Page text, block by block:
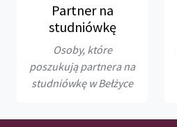
Partner na
studniówkę
Osoby, które
poszukują partnera na
studniówkę w Bełżyce